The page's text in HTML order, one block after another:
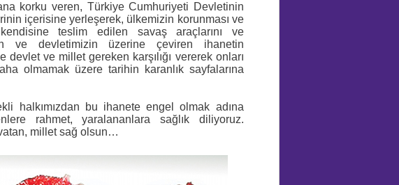
korku veren, Türkiye Cumhuriyeti Devletinin
içerisine yerleşerek, ülkemizin korunması ve
kendisine teslim edilen savaş araçlarını ve
ve devletimizin üzerine çeviren ihanetin
devlet ve millet gereken karşılığı vererek onları
olmamak üzere tarihin karanlık sayfalarına
halkımızdan bu ihanete engel olmak adına
rahmet, yaralananlara sağlık diliyoruz.
millet sağ olsun…